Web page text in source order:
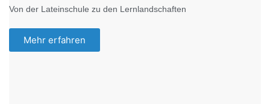
Von der Lateinschule zu den Lernlandschaften
Mehr erfahren